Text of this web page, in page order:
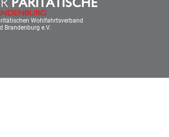
Wohlfahrtsverband
Brandenburg e.V.